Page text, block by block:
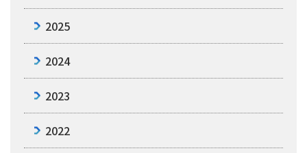
2025
2024
2023
2022